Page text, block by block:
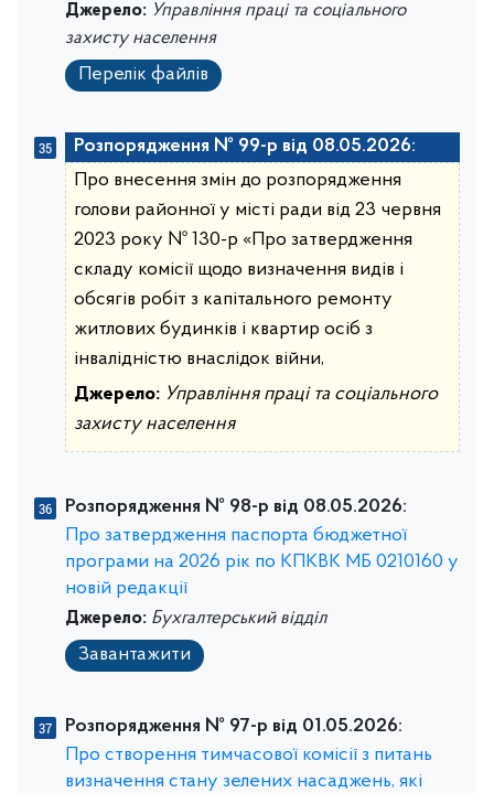
Джерело: Управління праці та соціального
захисту населення
Перелік файлів
Розпорядження № 99-р від 08.05.2026:
Про внесення змін до розпорядження
голови районної у місті ради від 23 червня
2023 року № 130-р «Про затвердження
складу комісії щодо визначення видів і
обсягів робіт з капітального ремонту
житлових будинків і квартир осіб з
інвалідністю внаслідок війни,
Джерело: Управління праці та соціального
захисту населення
Розпорядження № 98-р від 08.05.2026:
Про затвердження паспорта бюджетної
програми на 2026 рік по КПКВК МБ 0210160 у
новій редакції
Джерело: Бухгалтерський відділ
Завантажити
Розпорядження № 97-р від 01.05.2026:
Про створення тимчасової комісії з питань
визначення стану зелених насаджень, які